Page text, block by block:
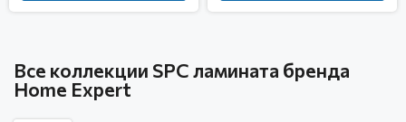
Все коллекции SPC ламината бренда
Home Expert